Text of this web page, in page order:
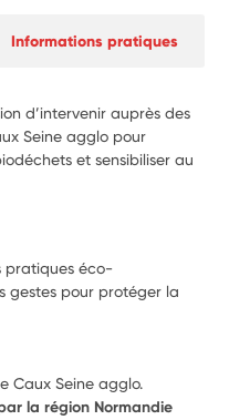
Informations pratiques
d’intervenir auprès des
Seine agglo pour
et sensibiliser au
pratiques éco-
gestes pour protéger la
Caux Seine agglo.
la région Normandie